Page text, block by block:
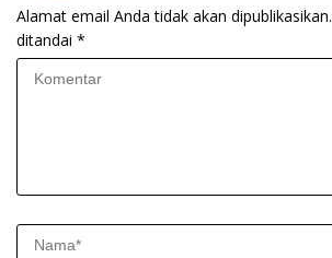
Alamat email Anda tidak akan dipublikasikan.
ditandai *